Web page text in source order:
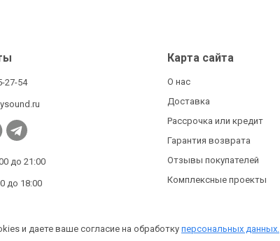
27-54
до 21:00
до 18:00
Карта сайта
О нас
Доставка
Рассрочка или кредит
Гарантия возврата
Отзывы покупателей
Комплексные проекты
и даете ваше согласие на обработку персональных данных.